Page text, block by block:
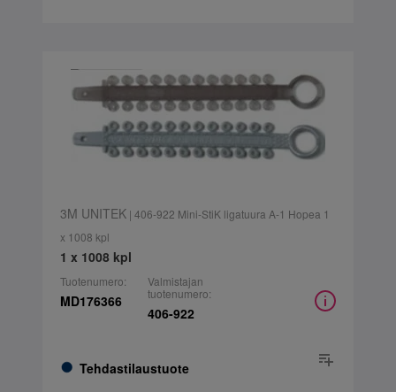
3M UNITEK| 406-922 Mini-StiK ligatuura A-1 Hopea 1
x 1008 kpl
1 x 1008 kpl
Tuotenumero:
MD176366
Tehdastilaustuote
Valmistajan
tuotenumero:
406-922